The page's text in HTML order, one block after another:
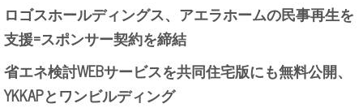
ロゴスホールディングス、アエラホームの民事再生を
支援=スポンサー契約を締結
省エネ検討WEBサービスを共同住宅版にも無料公開、
YKKAPとワンビルディング